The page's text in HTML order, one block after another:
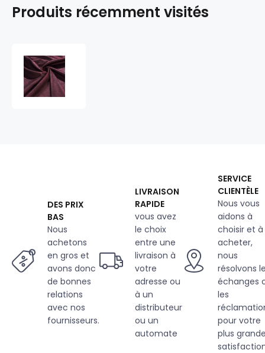
Produits récemment visités
DES PRIX
BAS
Nous
achetons
en gros et
avons donc
de bonnes
relations
avec nos
fournisseurs.
LIVRAISON
RAPIDE
vous avez
le choix
entre une
livraison à
votre
adresse ou
à un
distributeur
ou un
automate
SERVICE
CLIENTÈLE
Nous vous
aidons à
choisir et à
acheter,
nous
résolvons
échanges
les
pour votre
plus